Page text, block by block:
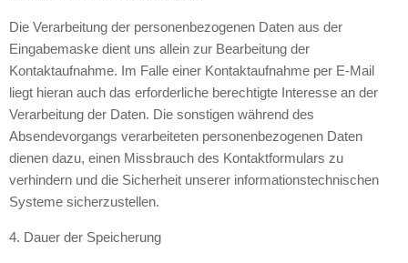
Die Verarbeitung der personenbezogenen Daten aus der
Eingabemaske dient uns allein zur Bearbeitung der
Kontaktaufnahme. Im Falle einer Kontaktaufnahme per E-Mail
liegt hieran auch das erforderliche berechtigte Interesse an der
Verarbeitung der Daten. Die sonstigen während des
Absendevorgangs verarbeiteten personenbezogenen Daten
dienen dazu, einen Missbrauch des Kontaktformulars zu
verhindern und die Sicherheit unserer informationstechnischen
Systeme sicherzustellen.
4. Dauer der Speicherung